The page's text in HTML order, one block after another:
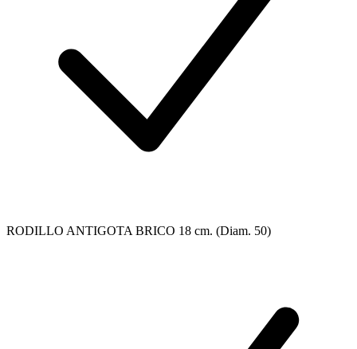
RODILLO ANTIGOTA BRICO 18 cm. (Diam. 50)